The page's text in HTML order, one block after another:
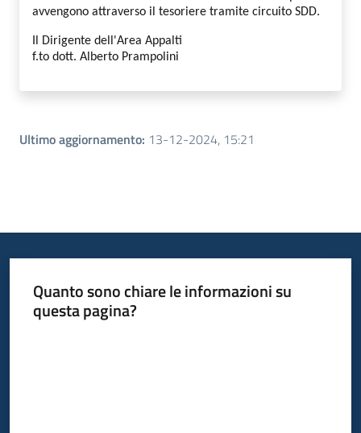
avvengono attraverso il tesoriere tramite circuito SDD.
Il Dirigente dell'Area Appalti
f.to dott. Alberto Prampolini
Ultimo aggiornamento: 13-12-2024, 15:21
Quanto sono chiare le informazioni su
questa pagina?